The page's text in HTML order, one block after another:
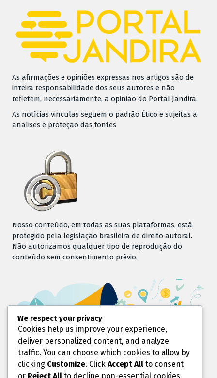
As afirmações e opiniões expressas nos artigos são de
inteira responsabilidade dos seus autores e não
refletem, necessariamente, a opinião do Portal Jandira.
As notícias vinculas seguem o padrão Ético e sujeitas a
analises e proteção das fontes
Nosso conteúdo, em todas as suas plataformas, está
protegido pela legislação brasileira de direito autoral.
Não autorizamos qualquer tipo de reprodução do
conteúdo sem consentimento prévio.
We respect your privacy
Cookies help us improve your experience,
deliver personalized content, and analyze
traffic. You can choose which cookies to allow by
clicking Customize. Click Accept All to consent
or Reject All to decline non-essential cookies.